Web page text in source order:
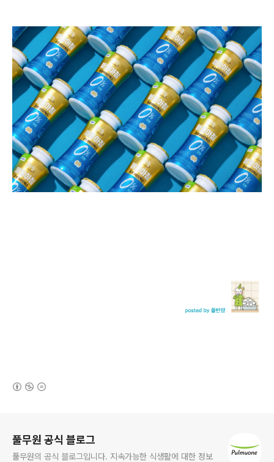
풀무원 공식 블로그
풀무원의 공식 블로그입니다. 지속가능한 식생활에 대한 정보